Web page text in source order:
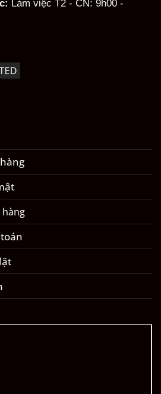
Làm việc T2 - CN: 9h00 -
hàng